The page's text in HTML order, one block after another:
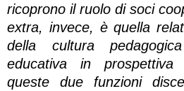
ricoprono il ruolo di soci
extra, invece, è quella
della cultura
educativa in prospettiva
queste due funzioni